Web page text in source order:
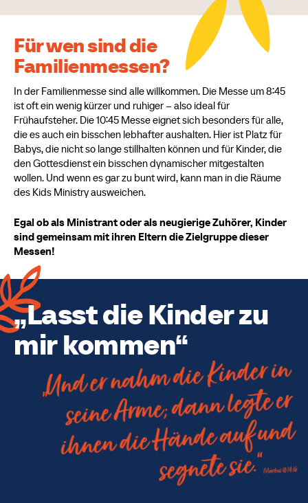
Für wen sind die
Familienmessen?
In der Familienmesse sind alle willkommen. Die Messe um 8:45
ist oft ein wenig kürzer und ruhiger – also ideal für
Frühaufsteher. Die 10:45 Messe eignet sich besonders für alle,
die es auch ein bisschen lebhafter aushalten. Hier ist Platz für
Babys, die nicht so lange stillhalten können und für Kinder, die
den Gottesdienst ein bisschen dynamischer mitgestalten
wollen. Und wenn es gar zu bunt wird, kann man in die Räume
des Kids Ministry ausweichen.
Egal ob als Ministrant oder als neugierige Zuhörer, Kinder
sind gemeinsam mit ihren Eltern die Zielgruppe dieser
Messen!
„Lasst die Kinder zu
mir kommen“
„Und er nahm die Kinder in
seine Arme; dann legte er
ihnen die Hände auf und
segnete sie.“Markus 10:14,16